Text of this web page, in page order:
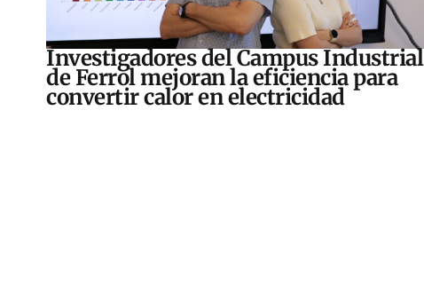
Investigadores del Campus Industrial
de Ferrol mejoran la eficiencia para
convertir calor en electricidad